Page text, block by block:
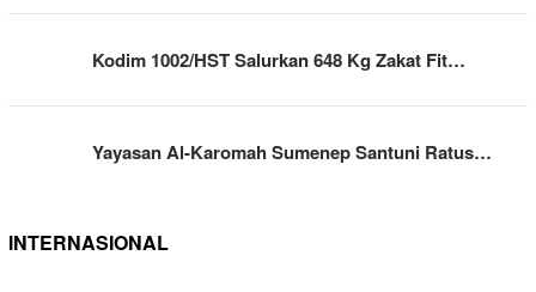
Kodim 1002/HST Salurkan 648 Kg Zakat Fit…
Yayasan Al-Karomah Sumenep Santuni Ratus…
INTERNASIONAL